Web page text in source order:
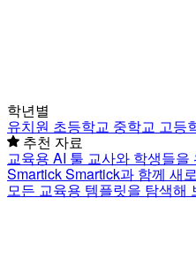
학년별
유치원 초등학교 중학교 고등
추천 자료
교육용 AI 툴 교사와 학생들을
SmartickSmartick과 함께 새
모든 교육용 템플릿을 탐색해